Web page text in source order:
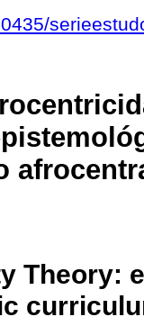
Theory: